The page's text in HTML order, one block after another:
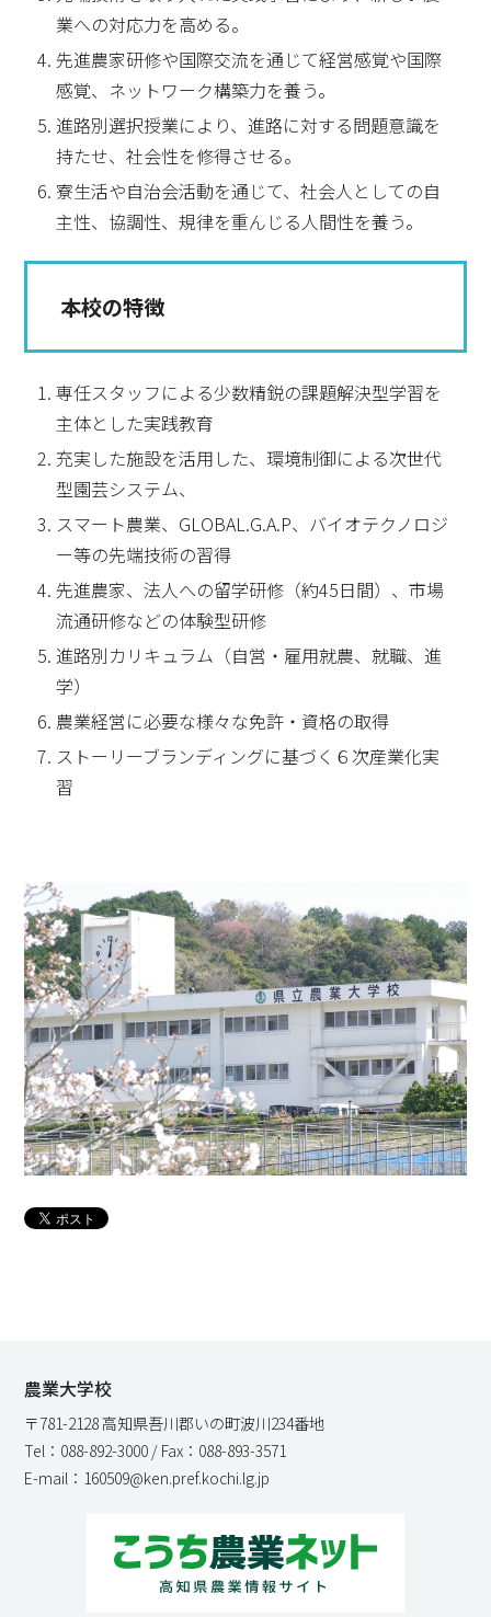
業への対応力を高める。
先進農家研修や国際交流を通じて経営感覚や国際
感覚、ネットワーク構築力を養う。
進路別選択授業により、進路に対する問題意識を
持たせ、社会性を修得させる。
寮生活や自治会活動を通じて、社会人としての自
主性、協調性、規律を重んじる人間性を養う。
本校の特徴
専任スタッフによる少数精鋭の課題解決型学習を
主体とした実践教育
充実した施設を活用した、環境制御による次世代
型園芸システム、
スマート農業、GLOBAL.G.A.P、バイオテクノロジ
ー等の先端技術の習得
先進農家、法人への留学研修（約45日間）、市場
流通研修などの体験型研修
進路別カリキュラム（自営・雇用就農、就職、進
学）
農業経営に必要な様々な免許・資格の取得
ストーリーブランディングに基づく６次産業化実
習
農業大学校
〒781-2128 高知県吾川郡いの町波川234番地
Tel：088-892-3000 / Fax：088-893-3571
E-mail：160509@ken.pref.kochi.lg.jp